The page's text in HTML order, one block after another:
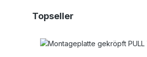
Produktgalerie überspringen
Topseller